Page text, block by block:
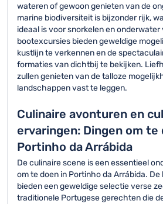
wateren of gewoon genieten van de
marine biodiversiteit is bijzonder rijk,
ideaal is voor snorkelen en
bootexcursies bieden geweldige
kustlijn te verkennen en de
formaties van dichtbij te bekijken.
zullen genieten van de talloze
landschappen vast te leggen.
Culinaire avonturen en
ervaringen: Dingen om te
Portinho da Arrábida
De culinaire scene is een essentieel
om te doen in Portinho da Arrábida.
bieden een geweldige selectie verse
traditionele Portugese gerechten die